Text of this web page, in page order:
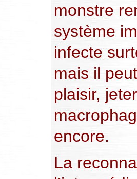
monstre
système
infecte
mais il
plaisir,
encore.
La